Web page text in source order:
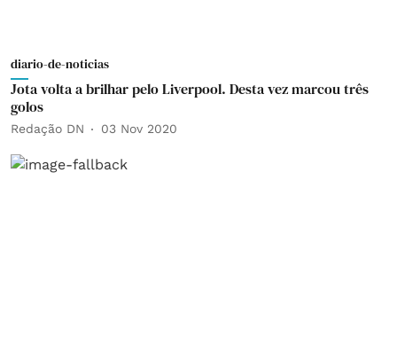
diario-de-noticias
Jota volta a brilhar pelo Liverpool. Desta vez marcou três
golos
Redação DN 03 Nov 2020